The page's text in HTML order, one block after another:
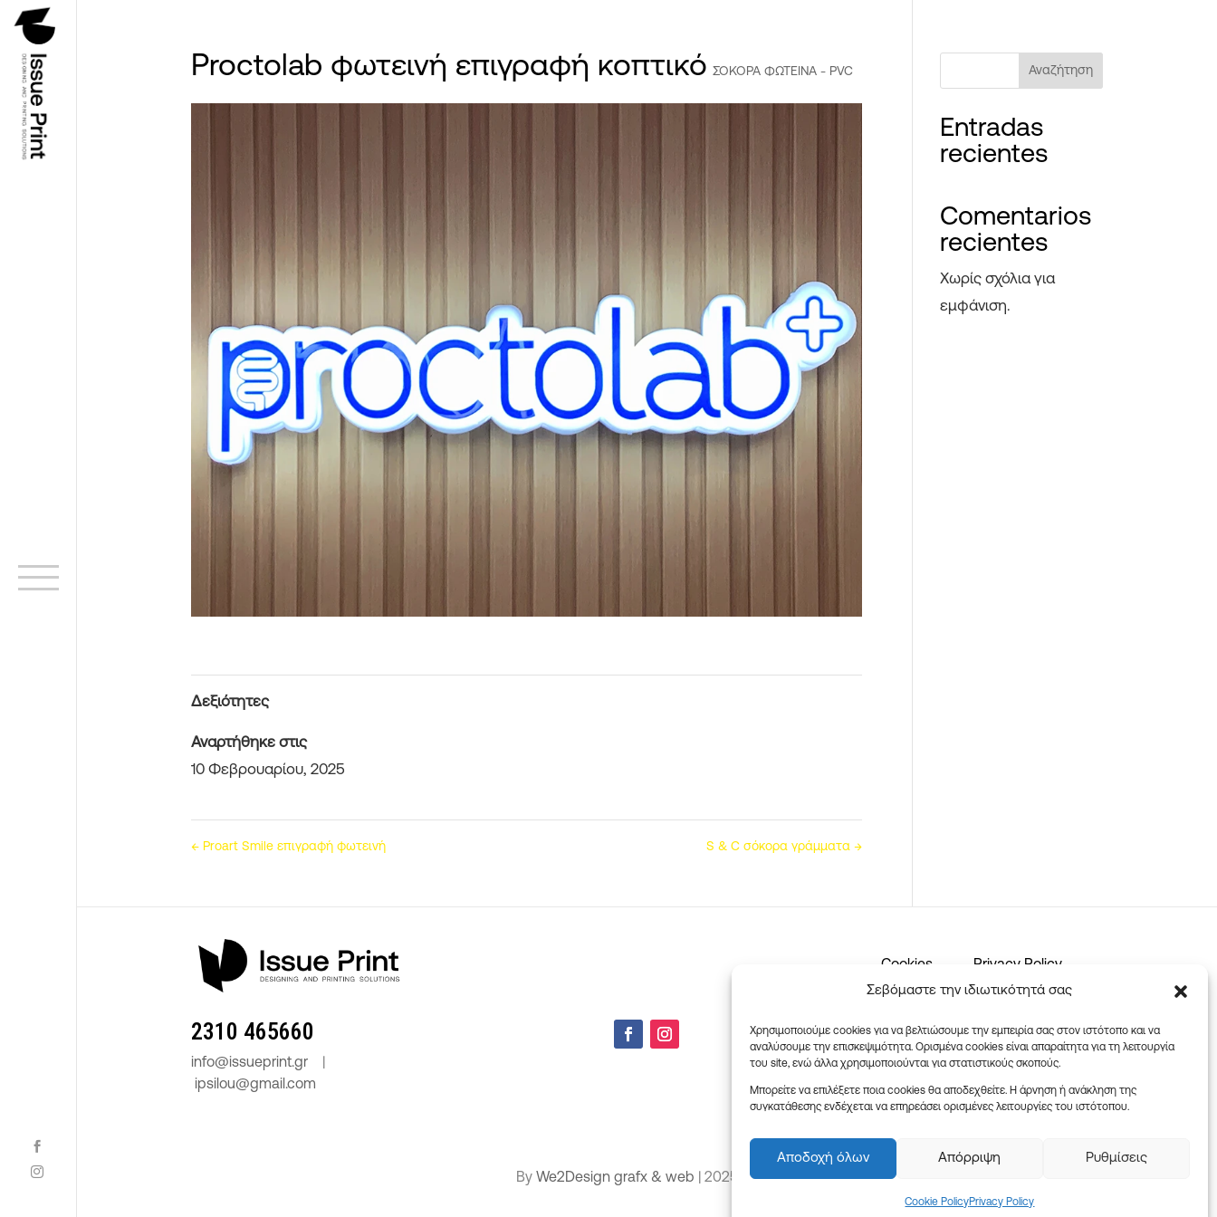
Σεβόμαστε την ιδιωτικότητά σας
Χρησιμοποιούμε cookies για να βελτιώσουμε την εμπειρία σας στον ιστότοπο και να
αναλύσουμε την επισκεψιμότητα. Ορισμένα cookies είναι απαραίτητα για τη λειτουργία
του site, ενώ άλλα χρησιμοποιούνται για στατιστικούς σκοπούς.
Μπορείτε να επιλέξετε ποια cookies θα αποδεχθείτε. Η άρνηση ή ανάκληση της
συγκατάθεσης ενδέχεται να επηρεάσει ορισμένες λειτουργίες του ιστότοπου.
Αποδοχή όλων Απόρριψη Ρυθμίσεις
Cookie PolicyPrivacy Policy
Proctolab φωτεινή επιγραφή κοπτικό ΣΟΚΟΡΑ ΦΩΤΕΙΝΑ - PVC
Δεξιότητες
Αναρτήθηκε στις
10 Φεβρουαρίου, 2025
←Proart Smile επιγραφή φωτεινή S & C σόκορα γράμματα→
Αναζήτηση
Entradas
recientes
Comentarios
recientes
Χωρίς σχόλια για
εμφάνιση.
Cookies Privacy Policy
2310 465660
info@issueprint.gr|
ipsilou@gmail.com
Ωράριο καταστήματος:
Δευτέρα – Παρασκευή: 08:30-
18:00
Σάββατο: 09:00-14:00
By We2Design grafx & web | 2025